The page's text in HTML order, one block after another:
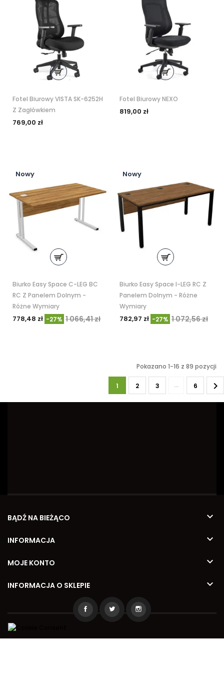
Fotel Biurowy VISTA SK-6252H
Z Zagłówkiem
769,00 zł
Fotel Biurowy NEXO
819,00 zł
Nowy
Biurko Easy Space C-LEG BC
RC Z Panelem Dolnym -
Różne Wymiary
778,48 zł -27% 1 066,41 zł
Nowy
Biurko Easy Space I-LEG RC Z
Panelem Dolnym - Różne
Wymiary
782,97 zł -27% 1 072,56 zł
Pokazano 1-16 z 89 pozycji
1 2 3 … 6 
BĄDŹ NA BIEŻĄCO 
INFORMACJA 
MOJE KONTO 
INFORMACJA O SKLEPIE 